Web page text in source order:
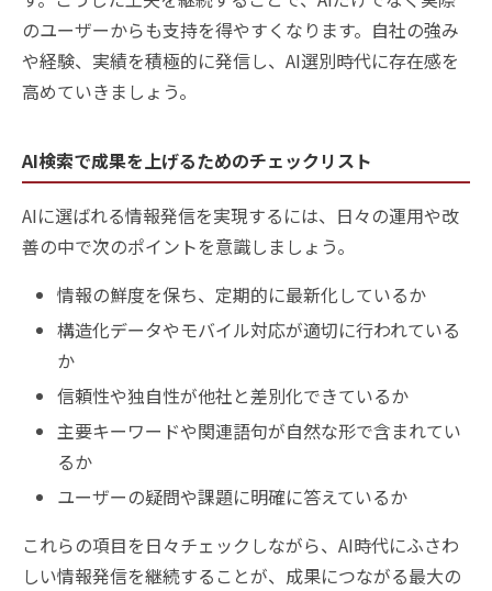
のユーザーからも支持を得やすくなります。自社の強み
や経験、実績を積極的に発信し、AI選別時代に存在感を
高めていきましょう。
AI検索で成果を上げるためのチェックリスト
AIに選ばれる情報発信を実現するには、日々の運用や改
善の中で次のポイントを意識しましょう。
情報の鮮度を保ち、定期的に最新化しているか
構造化データやモバイル対応が適切に行われている
か
信頼性や独自性が他社と差別化できているか
主要キーワードや関連語句が自然な形で含まれてい
るか
ユーザーの疑問や課題に明確に答えているか
これらの項目を日々チェックしながら、AI時代にふさわ
しい情報発信を継続することが、成果につながる最大の